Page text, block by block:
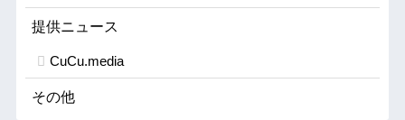
提供ニュース
CuCu.media
その他